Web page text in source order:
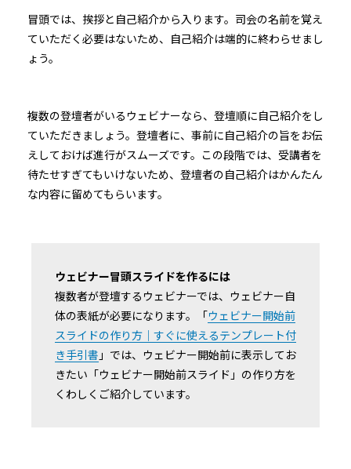
冒頭では、挨拶と自己紹介から入ります。司会の名前を覚え
ていただく必要はないため、自己紹介は端的に終わらせまし
ょう。
複数の登壇者がいるウェビナーなら、登壇順に自己紹介をし
ていただきましょう。登壇者に、事前に自己紹介の旨をお伝
えしておけば進行がスムーズです。この段階では、受講者を
待たせすぎてもいけないため、登壇者の自己紹介はかんたん
な内容に留めてもらいます。
ウェビナー冒頭スライドを作るには
複数者が登壇するウェビナーでは、ウェビナー自
体の表紙が必要になります。「ウェビナー開始前
スライドの作り方｜すぐに使えるテンプレート付
き手引書 」では、ウェビナー開始前に表示してお
きたい「ウェビナー開始前スライド」の作り方を
くわしくご紹介しています。